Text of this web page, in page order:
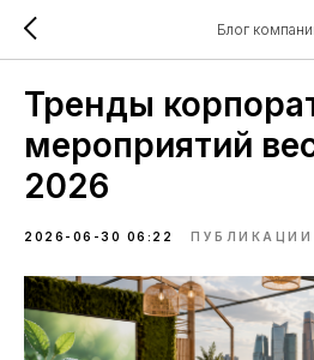
Блог
Тренды
мероприятий
2026
2026-06-30 06:22 ПУБЛИКАЦИИ